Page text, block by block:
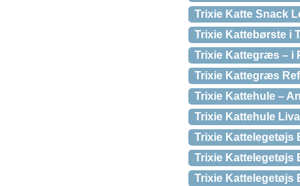
Trixie Katte Snack
Trixie Kattebørste i
Trixie Kattegræs – i
Trixie Kattegræs
Trixie Kattehule –
Trixie Kattehule
Trixie Kattelegetøjs
Trixie Kattelegetøjs
Trixie Kattelegetøjs